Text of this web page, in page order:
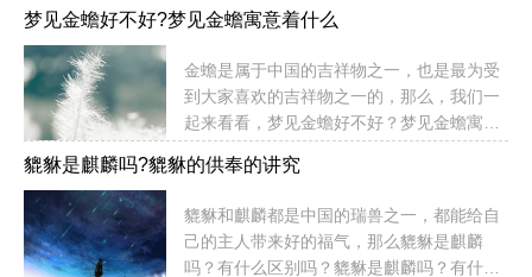
螣蛇、勾陈、朱雀、玄武六只神兽招财镇宅
辟邪保平安的吉祥物，据说葫芦能吸收天地
间所有的气，煞气也能吸收。所以也就具有
了辟...
卧室摆麒麟哦！1、貔貅别称“辟邪、天禄”，
凶猛的瑞兽。貔貅有嘴无肛，能吞万物而不
泄，只进不出、神通特异，故有招财进宝、
吸纳四方之财的寓意，同时也有赶走邪气、
招财旺财、镇宅化煞、辟邪、带来好运的作
龟、麒麟），称为招财神兽。 2、麒麟是中
国古代汉族神话传说中的传统祥兽，性情温
和，传说能...
梦见金蟾好不好?梦见金蟾寓意着什么
金蟾是属于中国的吉祥物之一，也是最为受
到大家喜欢的吉祥物之一的，那么，我们一
起来看看，梦见金蟾好不好？梦见金蟾寓意
什么？好的。梦到金蟾是一个非常好的预兆
成群是大吉大利之兆。金蟾乃祥瑞，预计可
能最近将会有不平常事情发生，可要多加注
貔貅是麒麟吗?貔貅的供奉的讲究
貔貅和麒麟都是中国的瑞兽之一，都能给自
己的主人带来好的福气，那么貔貅是麒麟
吗？有什么区别吗？貔貅是麒麟吗？有什么